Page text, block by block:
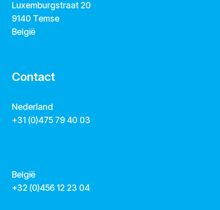
Luxemburgstraat 20
9140 Temse
België
Contact
Nederland
+31 (0)475 79 40 03
België
‭+32 (0)456 12 23 04‬